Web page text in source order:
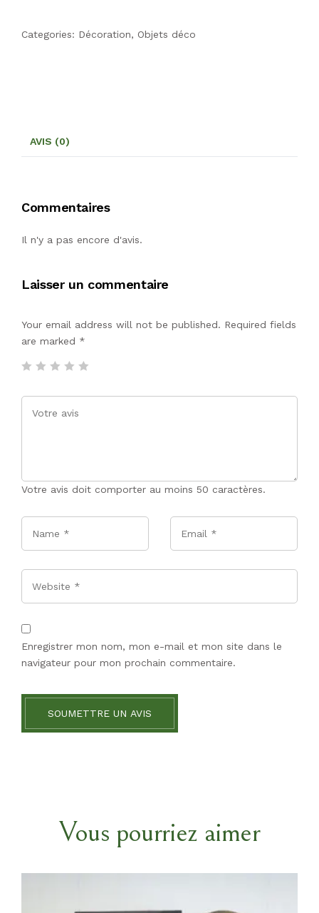
Categories: Décoration, Objets déco
AVIS (0)
Commentaires
Il n'y a pas encore d'avis.
Laisser un commentaire
Your email address will not be published. Required fields
are marked *
Votre avis doit comporter au moins 50 caractères.
Enregistrer mon nom, mon e-mail et mon site dans le
navigateur pour mon prochain commentaire.
SOUMETTRE UN AVIS
Vous pourriez aimer